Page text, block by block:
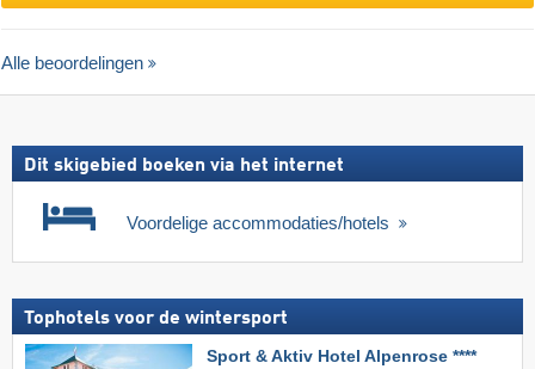
Alle beoordelingen
Dit skigebied boeken via het internet
Voordelige accommodaties/hotels
Tophotels voor de wintersport
Sport & Aktiv Hotel Alpenrose ****